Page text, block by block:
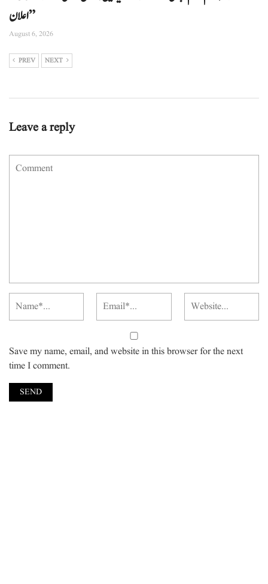
اعلان”
August 6, 2026
PREV NEXT
Leave a reply
Save my name, email, and website in this browser for the next
time I comment.